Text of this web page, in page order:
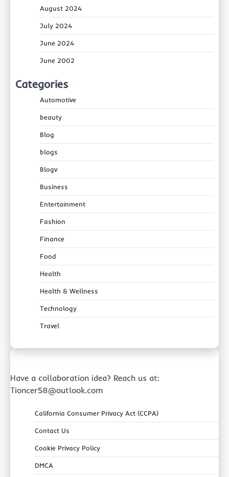
August 2024
July 2024
June 2024
June 2002
Categories
Automotive
beauty
Blog
blogs
Blogv
Business
Entertainment
Fashion
Finance
Food
Health
Health & Wellness
Technology
Travel
Have a collaboration idea? Reach us at:
Tioncer58@outlook.com
California Consumer Privacy Act (CCPA)
Contact Us
Cookie Privacy Policy
DMCA